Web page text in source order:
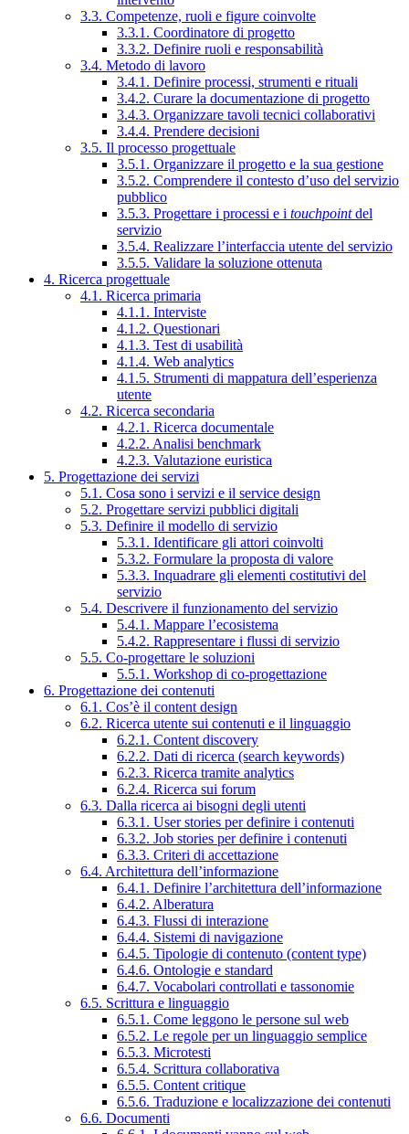
3.3. Competenze, ruoli e figure coinvolte
3.3.1. Coordinatore di progetto
3.3.2. Definire ruoli e responsabilità
3.4. Metodo di lavoro
3.4.1. Definire processi, strumenti e rituali
3.4.2. Curare la documentazione di progetto
3.4.3. Organizzare tavoli tecnici collaborativi
3.4.4. Prendere decisioni
3.5. Il processo progettuale
3.5.1. Organizzare il progetto e la sua gestione
3.5.2. Comprendere il contesto d’uso del servizio
pubblico
3.5.3. Progettare i processi e i touchpointdel
servizio
3.5.4. Realizzare l’interfaccia utente del servizio
3.5.5. Validare la soluzione ottenuta
4. Ricerca progettuale
4.1. Ricerca primaria
4.1.1. Interviste
4.1.2. Questionari
4.1.3. Test di usabilità
4.1.4. Web analytics
4.1.5. Strumenti di mappatura dell’esperienza
utente
4.2. Ricerca secondaria
4.2.1. Ricerca documentale
4.2.2. Analisi benchmark
4.2.3. Valutazione euristica
5. Progettazione dei servizi
5.1. Cosa sono i servizi e il service design
5.2. Progettare servizi pubblici digitali
5.3. Definire il modello di servizio
5.3.1. Identificare gli attori coinvolti
5.3.2. Formulare la proposta di valore
5.3.3. Inquadrare gli elementi costitutivi del
servizio
5.4. Descrivere il funzionamento del servizio
5.4.1. Mappare l’ecosistema
5.4.2. Rappresentare i flussi di servizio
5.5. Co-progettare le soluzioni
5.5.1. Workshop di co-progettazione
6. Progettazione dei contenuti
6.1. Cos’è il content design
6.2. Ricerca utente sui contenuti e il linguaggio
6.2.1. Content discovery
6.2.2. Dati di ricerca (search keywords)
6.2.3. Ricerca tramite analytics
6.2.4. Ricerca sui forum
6.3. Dalla ricerca ai bisogni degli utenti
6.3.1. User stories per definire i contenuti
6.3.2. Job stories per definire i contenuti
6.3.3. Criteri di accettazione
6.4. Architettura dell’informazione
6.4.1. Definire l’architettura dell’informazione
6.4.2. Alberatura
6.4.3. Flussi di interazione
6.4.4. Sistemi di navigazione
6.4.5. Tipologie di contenuto (content type)
6.4.6. Ontologie e standard
6.4.7. Vocabolari controllati e tassonomie
6.5. Scrittura e linguaggio
6.5.1. Come leggono le persone sul web
6.5.2. Le regole per un linguaggio semplice
6.5.3. Microtesti
6.5.4. Scrittura collaborativa
6.5.5. Content critique
6.5.6. Traduzione e localizzazione dei contenuti
6.6. Documenti